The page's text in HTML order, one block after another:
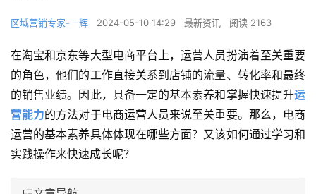
区域营销专家-一辉 2024-05-10 14:29 最新资讯 阅读 2163
在淘宝和京东等大型电商平台上，运营人员扮演着至关重要
的角色，他们的工作直接关系到店铺的流量、转化率和最终
的销售业绩。因此，具备一定的基本素养和掌握快速提升运
营能力的方法对于电商运营人员来说至关重要。那么，电商
运营的基本素养具体体现在哪些方面？又该如何通过学习和
实践操作来快速成长呢？